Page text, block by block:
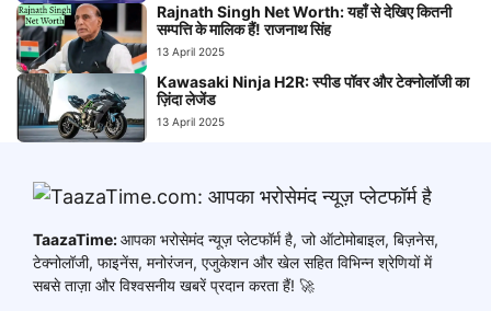
Rajnath Singh Net Worth: यहाँ से देखिए कितनी
सम्पत्ति के मालिक हैं! राजनाथ सिंह
13 April 2025
Kawasaki Ninja H2R: स्पीड पॉवर और टेक्नोलॉजी का
ज़िंदा लेजेंड
13 April 2025
TaazaTime:आपका भरोसेमंद न्यूज़ प्लेटफॉर्म है, जो ऑटोमोबाइल, बिज़नेस,
टेक्नोलॉजी, फाइनेंस, मनोरंजन, एजुकेशन और खेल सहित विभिन्न श्रेणियों में
सबसे ताज़ा और विश्वसनीय खबरें प्रदान करता हैं! 🚀